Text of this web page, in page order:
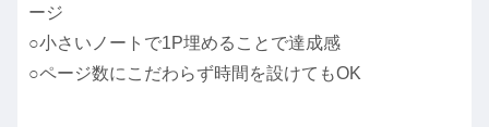
ージ
○小さいノートで1P埋めることで達成感
○ページ数にこだわらず時間を設けてもOK